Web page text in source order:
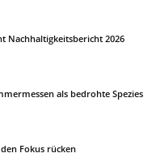
Nachhaltigkeitsbericht 2026
als bedrohte Spezies
Fokus rücken